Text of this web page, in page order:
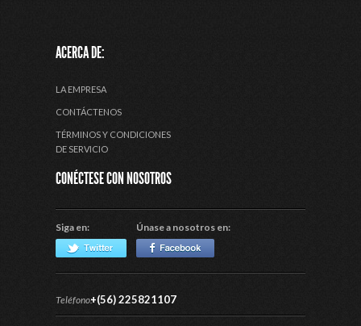
ACERCA DE:
LA EMPRESA
CONTÁCTENOS
TÉRMINOS Y CONDICIONES
DE SERVICIO
CONÉCTESE CON NOSOTROS
Siga en: Únase a nosotros en:
Teléfono:+(56) 225821107